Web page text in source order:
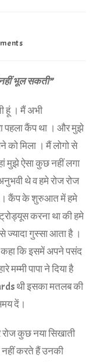
भूल सकती”
हूं । मैं अभी
पहला कैंप था । और मुझे
मिला । मैं लोगो से
मुझे ऐसा कुछ नहीं लगा
थे व हमे रोज रोज
। कैंप के शुरुआत में हमे
करना था की हमे
गुस्सा आता है ।
कहा कि इसमें अपने पसंद
मम्मी पापा ने दिया है
थी इसका मतलब की
दें।
कुछ नया सिखाती
नहीं करते हैं उनकी